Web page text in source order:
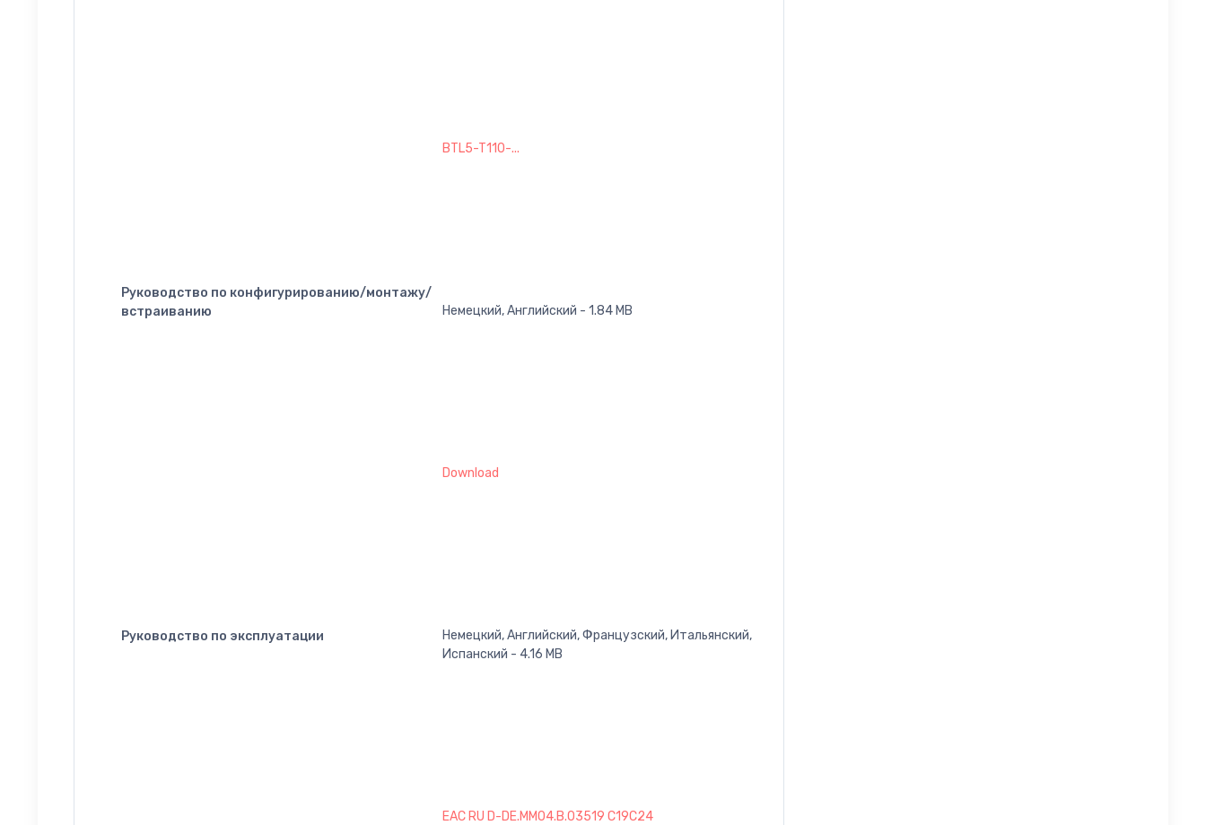
Руководство по конфигурированию/монтажу/
встраиванию
BTL5-T110-...
Немецкий, Английский - 1.84 MB
Руководство по эксплуатации
Download
Немецкий, Английский, Французский, Итальянский,
Испанский - 4.16 MB
EAC RU D-DE.MM04.B.03519 C19C24